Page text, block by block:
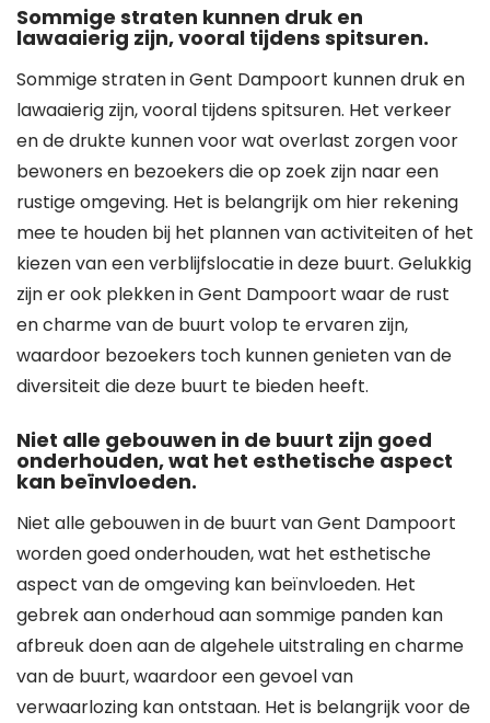
Sommige straten kunnen druk en
lawaaierig zijn, vooral tijdens spitsuren.
Sommige straten in Gent Dampoort kunnen druk en
lawaaierig zijn, vooral tijdens spitsuren. Het verkeer
en de drukte kunnen voor wat overlast zorgen voor
bewoners en bezoekers die op zoek zijn naar een
rustige omgeving. Het is belangrijk om hier rekening
mee te houden bij het plannen van activiteiten of het
kiezen van een verblijfslocatie in deze buurt. Gelukkig
zijn er ook plekken in Gent Dampoort waar de rust
en charme van de buurt volop te ervaren zijn,
waardoor bezoekers toch kunnen genieten van de
diversiteit die deze buurt te bieden heeft.
Niet alle gebouwen in de buurt zijn goed
onderhouden, wat het esthetische aspect
kan beïnvloeden.
Niet alle gebouwen in de buurt van Gent Dampoort
worden goed onderhouden, wat het esthetische
aspect van de omgeving kan beïnvloeden. Het
gebrek aan onderhoud aan sommige panden kan
afbreuk doen aan de algehele uitstraling en charme
van de buurt, waardoor een gevoel van
verwaarlozing kan ontstaan. Het is belangrijk voor de